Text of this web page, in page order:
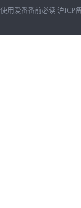
使用爱番番前必读 沪ICP